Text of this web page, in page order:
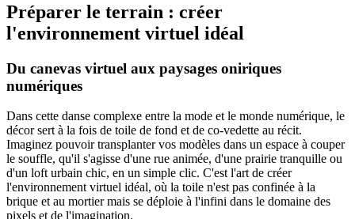
Préparer le terrain : créer
l'environnement virtuel idéal
Du canevas virtuel aux paysages oniriques
numériques
Dans cette danse complexe entre la mode et le monde numérique, le
décor sert à la fois de toile de fond et de co-vedette au récit.
Imaginez pouvoir transplanter vos modèles dans un espace à couper
le souffle, qu'il s'agisse d'une rue animée, d'une prairie tranquille ou
d'un loft urbain chic, en un simple clic. C'est l'art de créer
l'environnement virtuel idéal, où la toile n'est pas confinée à la
brique et au mortier mais se déploie à l'infini dans le domaine des
pixels et de l'imagination.